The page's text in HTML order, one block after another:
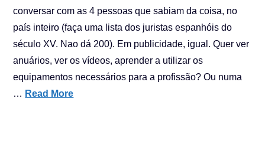
conversar com as 4 pessoas que sabiam da coisa, no
país inteiro (faça uma lista dos juristas espanhóis do
século XV. Nao dá 200). Em publicidade, igual. Quer ver
anuários, ver os vídeos, aprender a utilizar os
equipamentos necessários para a profissão? Ou numa
… Read More